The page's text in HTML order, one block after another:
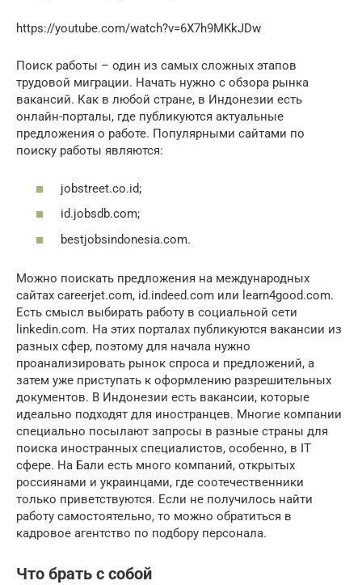
https://youtube.com/watch?v=6X7h9MKkJDw
Поиск работы – один из самых сложных этапов
трудовой миграции. Начать нужно с обзора рынка
вакансий. Как в любой стране, в Индонезии есть
онлайн-порталы, где публикуются актуальные
предложения о работе. Популярными сайтами по
поиску работы являются:
jobstreet.co.id;
id.jobsdb.com;
bestjobsindonesia.com.
Можно поискать предложения на международных
сайтах careerjet.com, id.indeed.com или learn4good.com.
Есть смысл выбирать работу в социальной сети
linkedin.com. На этих порталах публикуются вакансии из
разных сфер, поэтому для начала нужно
проанализировать рынок спроса и предложений, а
затем уже приступать к оформлению разрешительных
документов. В Индонезии есть вакансии, которые
идеально подходят для иностранцев. Многие компании
специально посылают запросы в разные страны для
поиска иностранных специалистов, особенно, в IT
сфере. На Бали есть много компаний, открытых
россиянами и украинцами, где соотечественники
только приветствуются. Если не получилось найти
работу самостоятельно, то можно обратиться в
кадровое агентство по подбору персонала.
Что брать с собой